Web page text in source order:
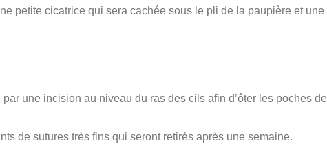
petite cicatrice qui sera cachée sous le pli de la paupière et
une incision au niveau du ras des cils afin d’ôter les poches
de sutures très fins qui seront retirés après une semaine.